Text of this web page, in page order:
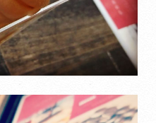
で、言葉づかい・文
があります。翻訳の
あったとしても、当
できません。
訳されますが、画
翻訳の対象外となる
了承ください。